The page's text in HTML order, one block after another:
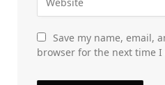
Save my name, email,
browser for the next time I